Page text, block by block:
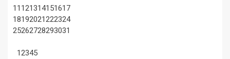
11 121314151617
18192021222324
25262728293031
12345